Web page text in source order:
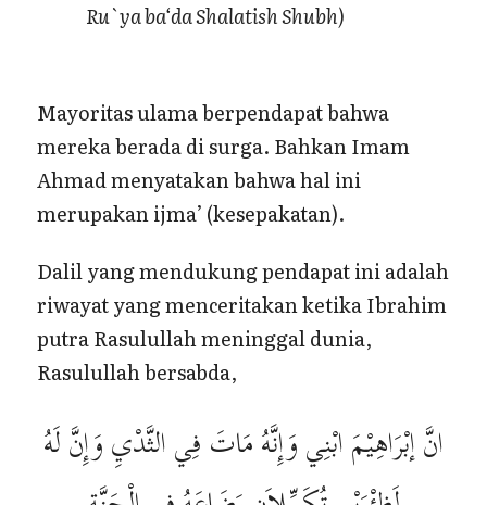
Ru`ya ba‘da Shalatish Shubh)
Mayoritas ulama berpendapat bahwa
mereka berada di surga. Bahkan Imam
Ahmad menyatakan bahwa hal ini
merupakan ijma’ (kesepakatan).
Dalil yang mendukung pendapat ini adalah
riwayat yang menceritakan ketika Ibrahim
putra Rasulullah meninggal dunia,
Rasulullah bersabda,
انَّ إبْرَاهِيْمَ ابْنِي وَإِنَّهُ مَاتَ فِي الثَّدْيِ وَإِنَّ لَهُ